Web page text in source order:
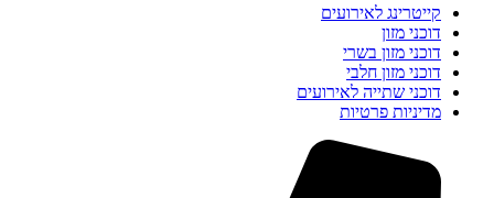
קייטרינג לאירועים
דוכני מזון
דוכני מזון בשרי
דוכני מזון חלבי
דוכני שתייה לאירועים
מדיניות פרטיות